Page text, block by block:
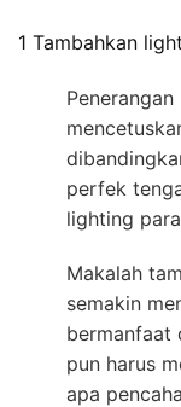
1 Tambahkan
perfek
lighting
Makalah
semakin
bermanfaat
pun harus
apa